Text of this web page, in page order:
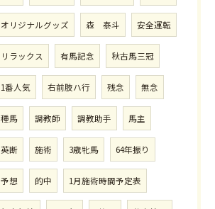
オリジナルグッズ 森 泰斗 安全運転
リラックス 有馬記念 秋古馬三冠
1番人気 右前肢ハ行 残念 無念
種馬 調教師 調教助手 馬主
英断 施術 3歳牝馬 64年振り
予想 的中 1月施術時間予定表